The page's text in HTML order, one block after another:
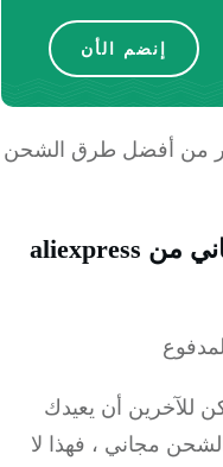
إنضم الأن
من أفضل طرق الشحن
1. كيف احصل على شحن مجاني من aliexpress
أن يعيدك
مجاني ، فهذا لا